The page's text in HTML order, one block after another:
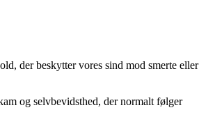
der beskytter vores sind mod smerte eller
og selvbevidsthed, der normalt følger